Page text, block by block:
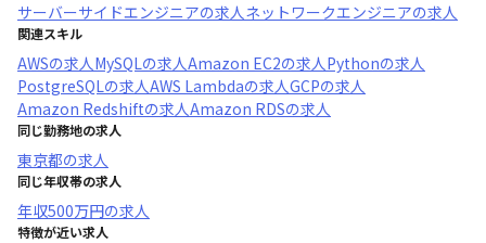
サーバーサイドエンジニアの求人ネットワークエンジニアの求人
関連スキル
AWSの求人MySQLの求人Amazon EC2の求人Pythonの求人
PostgreSQLの求人AWS Lambdaの求人GCPの求人
Amazon Redshiftの求人Amazon RDSの求人
同じ勤務地の求人
東京都の求人
同じ年収帯の求人
年収500万円の求人
特徴が近い求人